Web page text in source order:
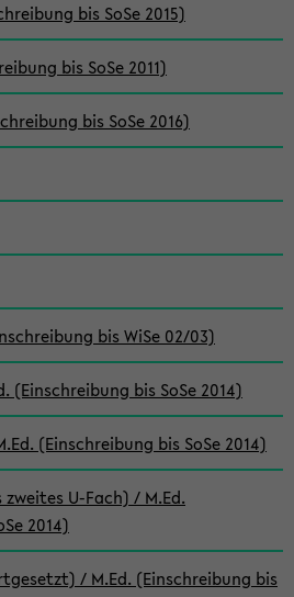
bis SoSe 2015)
bis SoSe 2011)
bis SoSe 2016)
bis WiSe 02/03)
(Einschreibung bis SoSe 2014)
(Einschreibung bis SoSe 2014)
U-Fach) / M.Ed.
2014)
/ M.Ed. (Einschreibung bis